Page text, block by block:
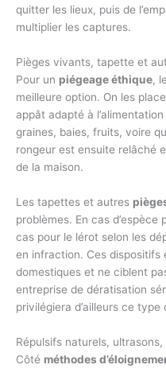
quitter les lieux, puis de
multiplier les captures.
Pièges vivants, tapette et
Pour un piégeage éthique,
meilleure option. On les
appât adapté à
graines, baies, fruits, voire
rongeur est ensuite relâché
de la maison.
Les tapettes et autres
problèmes. En cas
cas pour le lérot selon les
en infraction. Ces dispositifs
domestiques et ne ciblent
entreprise de dératisation
privilégiera d’ailleurs ce type
Répulsifs naturels,
Côté méthodes